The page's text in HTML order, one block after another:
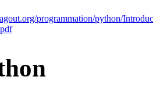
programmation/python/